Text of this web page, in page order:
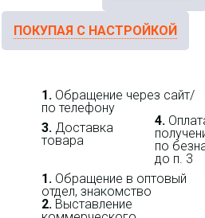
ПОКУПАЯ С НАСТРОЙКОЙ
1. Обращение через сайт/
по телефону
3. Доставка
товара
4.
по
до п. 3
1. Обращение в оптовый
отдел, знакомство
2. Выставление